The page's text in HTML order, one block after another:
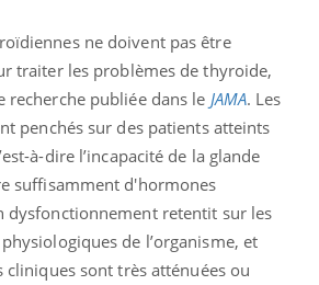
ne doivent pas être
traiter les problèmes de thyroide,
recherche publiée dans le JAMA. Les
penchés sur des patients atteints
à-dire l’incapacité de la glande
suffisamment d'hormones
dysfonctionnement retentit sur les
de l’organisme, et
cliniques sont très atténuées ou